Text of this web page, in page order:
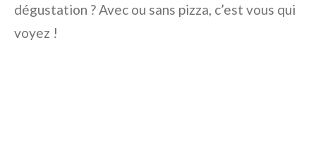
dégustation ? Avec ou sans pizza, c’est vous qui
voyez !